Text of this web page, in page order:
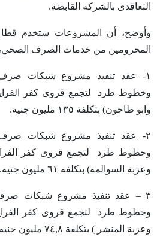
التعاقدى بالشركه القابضة.
وأوضح، أن المشروعات ستخدم
المحرومين من خدمات الصرف
١- عقد تنفيذ مشروع شبكات
وخطوط طرد لتجمع قروى كفر
وابو طاحون) بتكلفة ١٣٥ مليون جنيه.
٢- عقد تنفيذ مشروع شبكات
وخطوط طرد لتجمع قروى كفر
وعزبة السوالمه) بتكلفه ٦١ مليون جنيه.
٣ – عقد تنفيذ مشروع شبكات
وخطوط طرد لتجمع قروى كفر
وعزبة المنشر ) بتكلفة ٧٤,٨ مليون جنيه.